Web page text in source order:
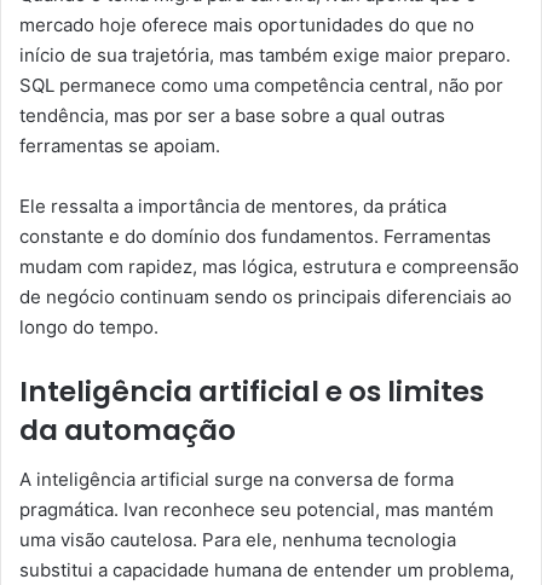
mercado hoje oferece mais oportunidades do que no
início de sua trajetória, mas também exige maior preparo.
SQL permanece como uma competência central, não por
tendência, mas por ser a base sobre a qual outras
ferramentas se apoiam.
Ele ressalta a importância de mentores, da prática
constante e do domínio dos fundamentos. Ferramentas
mudam com rapidez, mas lógica, estrutura e compreensão
de negócio continuam sendo os principais diferenciais ao
longo do tempo.
Inteligência artificial e os limites
da automação
A inteligência artificial surge na conversa de forma
pragmática. Ivan reconhece seu potencial, mas mantém
uma visão cautelosa. Para ele, nenhuma tecnologia
substitui a capacidade humana de entender um problema,